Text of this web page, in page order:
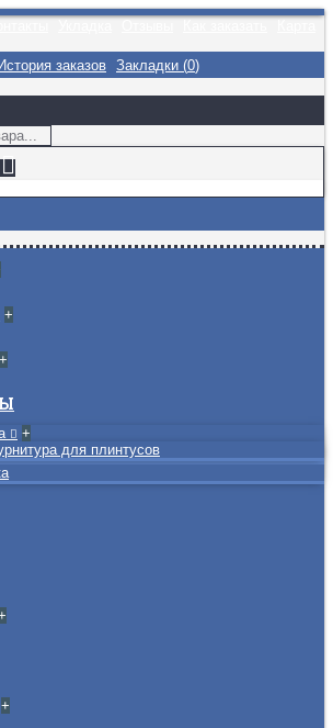
История заказов Закладки (0)
+
+
+
для плинтусов
+